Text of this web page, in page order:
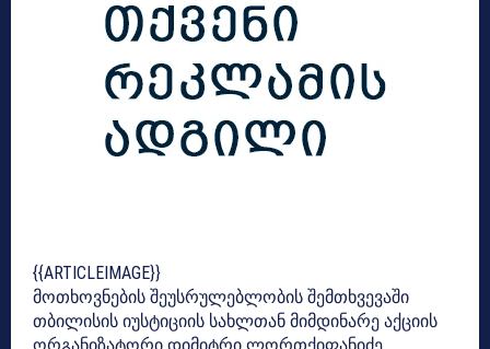
{{ARTICLEIMAGE}}
მოთხოვნების შეუსრულებლობის შემთხვევაში
თბილისის იუსტიციის სახლთან მიმდინარე აქციის